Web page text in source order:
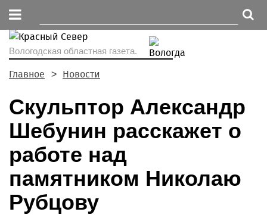
Вологодская областная газета.
Главное Новости
Скульптор Александр
Шебунин расскажет о
работе над
памятником Николаю
Рубцову